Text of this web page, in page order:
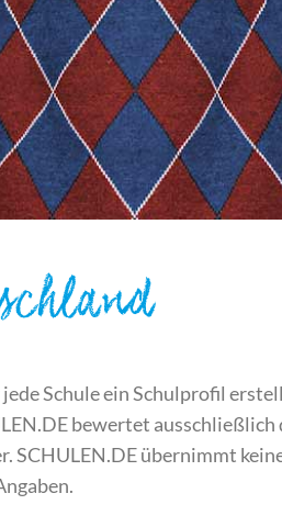
Schule ein Schulprofil
bewertet ausschließlich
SCHULEN.DE übernimmt